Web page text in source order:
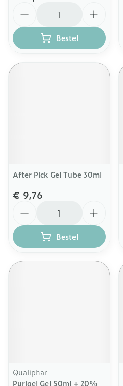
Bestel
After Pick Gel Tube 30ml
€ 9,76
Bestel
Qualiphar
Purigel Gel 50ml + 20%